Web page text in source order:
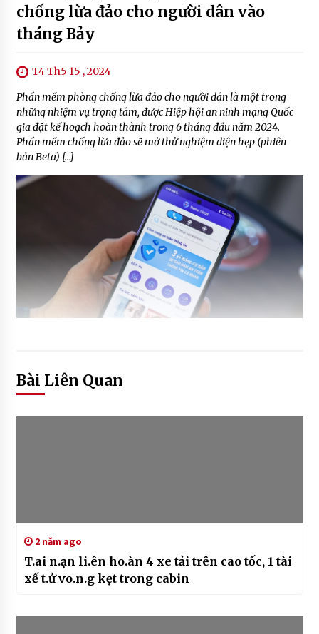
chống lừa đảo cho người dân vào
tháng Bảy
T4 Th5 15 , 2024
Phần mềm phòng chống lừa đảo cho người dân là một trong
những nhiệm vụ trọng tâm, được Hiệp hội an ninh mạng Quốc
gia đặt kế hoạch hoàn thành trong 6 tháng đầu năm 2024.
Phần mềm chống lừa đảo sẽ mở thử nghiệm diện hẹp (phiên
bản Beta) […]
Bài Liên Quan
2 năm ago
T.ai n.ạn li.ên ho.àn 4 xe tải trên cao tốc, 1 tài
xế t.ử vo.n.g kẹt trong cabin